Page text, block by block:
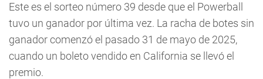
Este es el sorteo número 39 desde que el Powerball
tuvo un ganador por última vez. La racha de botes sin
ganador comenzó el pasado 31 de mayo de 2025,
cuando un boleto vendido en California se llevó el
premio.